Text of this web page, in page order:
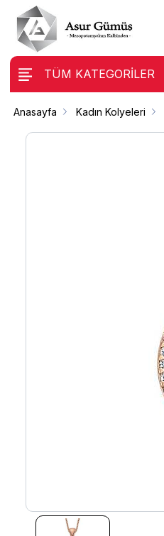
TÜM KATEGORİLER
Anasayfa Kadın Kolyeleri